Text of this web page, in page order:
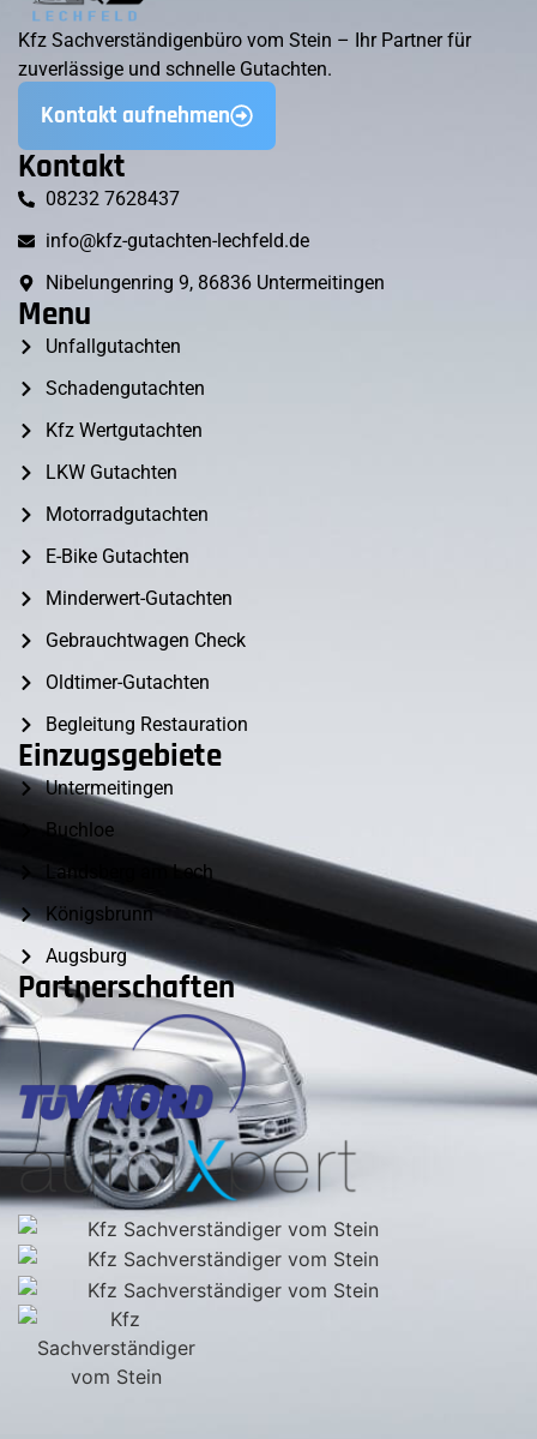
Kfz Sachverständigenbüro vom Stein – Ihr Partner für
zuverlässige und schnelle Gutachten.
Kontakt aufnehmen
Kontakt
08232 7628437
info@kfz-gutachten-lechfeld.de
Nibelungenring 9, 86836 Untermeitingen
Menu
Unfallgutachten
Schadengutachten
Kfz Wertgutachten
LKW Gutachten
Motorradgutachten
E-Bike Gutachten
Minderwert-Gutachten
Gebrauchtwagen Check
Oldtimer-Gutachten
Begleitung Restauration
Einzugsgebiete
Untermeitingen
Buchloe
Landsberg am Lech
Königsbrunn
Augsburg
Partnerschaften